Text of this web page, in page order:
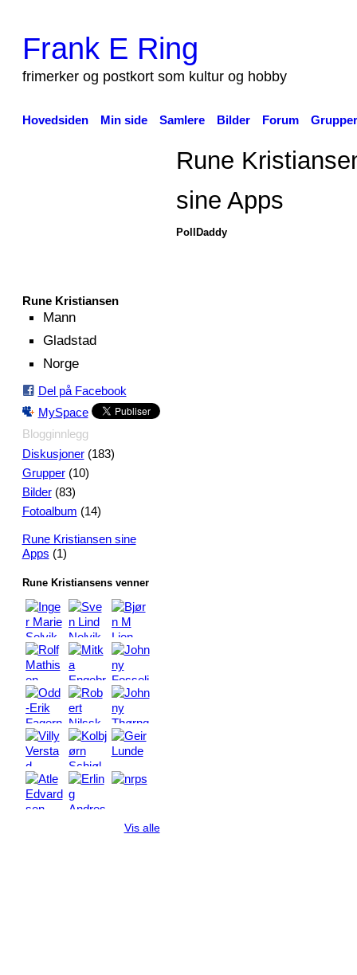
Frank E Ring
frimerker og postkort som kultur og hobby
Hovedsiden Min side Samlere Bilder Forum Grupper
Rune Kristiansen
Mann
Gladstad
Norge
Del på Facebook
MySpace
Blogginnlegg
Diskusjoner(183)
Grupper(10)
Bilder(83)
Fotoalbum (14)
Rune Kristiansen sine
Apps (1)
Rune Kristiansens venner
Vis alle
Rune
sine Apps
PollDaddy